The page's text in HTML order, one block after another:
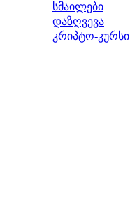
სმაილები
დაზღვევა
კრიპტო-კურსი